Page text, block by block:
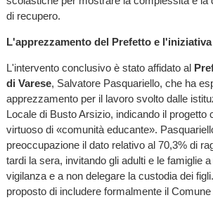
di recupero.
L'apprezzamento del Prefetto e
L'intervento conclusivo è stato affidato al
di Varese, Salvatore Pasquariello, che ha
apprezzamento per il lavoro svolto dalle
Locale di Busto Arsizio, indicando il progetto
virtuoso di «comunità educante».
preoccupazione il dato relativo al 70,3% di
tardi la sera, invitando gli adulti e le famiglie
vigilanza e a non delegare la custodia dei
proposto di includere formalmente il